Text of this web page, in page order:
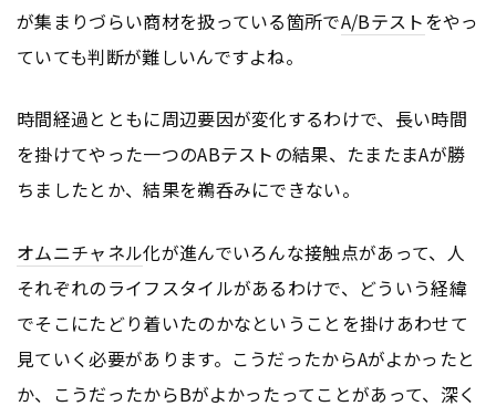
が集まりづらい商材を扱っている箇所でA/Bテストをやっ
ていても判断が難しいんですよね。
時間経過とともに周辺要因が変化するわけで、長い時間
を掛けてやった一つのABテストの結果、たまたまAが勝
ちましたとか、結果を鵜呑みにできない。
オムニチャネル化が進んでいろんな接触点があって、人
それぞれのライフスタイルがあるわけで、どういう経緯
でそこにたどり着いたのかなということを掛けあわせて
見ていく必要があります。こうだったからAがよかったと
か、こうだったからBがよかったってことがあって、深く